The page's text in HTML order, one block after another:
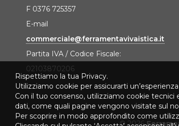
F 0376 725357
E-mail
commerciale@ferramentavivaistica.it
Partita IVA / Codice Fiscale:
02103870206
© 2026
Rispettiamo la tua Privacy.
Utilizziamo cookie per assicurarti
Con il tuo consenso, utilizziamo cookie
dati, come quali pagine vengono visitate sul
Per scoprire in modo approfondito come